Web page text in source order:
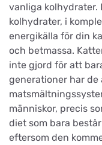
vanliga kolhydrater.
kolhydrater, i
energikälla för din
och betmassa.
inte gjord för att
generationer har de
människor, precis
diet som bara
eftersom den